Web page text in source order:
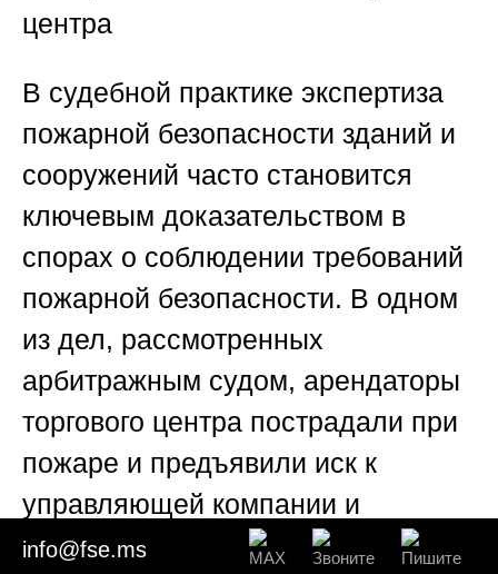
центра
В судебной практике экспертиза
пожарной безопасности зданий и
сооружений часто становится
ключевым доказательством в
спорах о соблюдении требований
пожарной безопасности. В одном
из дел, рассмотренных
арбитражным судом, арендаторы
торгового центра пострадали при
пожаре и предъявили иск к
управляющей компании и
застройщику. Суд назначил
info@fse.ms